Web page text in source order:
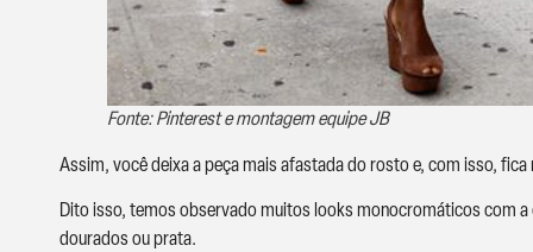
Fonte: Pinterest e montagem equipe JB
Assim, você deixa a peça mais afastada do rosto e, com isso,
Dito isso, temos observado muitos looks monocromáticos com
dourados ou prata.